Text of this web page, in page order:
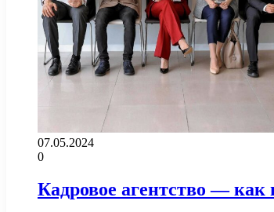
07.05.2024
0
Кадровое агентство — как